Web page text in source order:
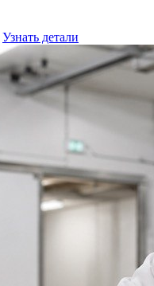
Узнать детали